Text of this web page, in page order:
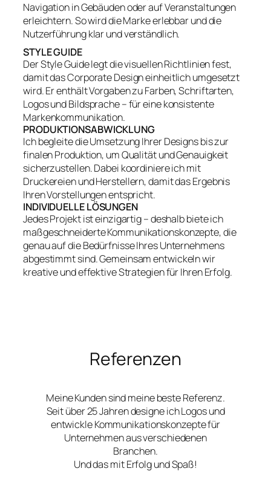
Navigation in Gebäuden oder auf Veranstaltungen
erleichtern. So wird die Marke erlebbar und die
Nutzerführung klar und verständlich.
STYLE GUIDE
Der Style Guide legt die visuellen Richtlinien fest,
damit das Corporate Design einheitlich umgesetzt
wird. Er enthält Vorgaben zu Farben, Schriftarten,
Logos und Bildsprache – für eine konsistente
Markenkommunikation.
PRODUKTIONSABWICKLUNG
Ich begleite die Umsetzung Ihrer Designs bis zur
finalen Produktion, um Qualität und Genauigkeit
sicherzustellen. Dabei koordiniere ich mit
Druckereien und Herstellern, damit das Ergebnis
Ihren Vorstellungen entspricht.
INDIVIDUELLE LÖSUNGEN
Jedes Projekt ist einzigartig – deshalb biete ich
maßgeschneiderte Kommunikationskonzepte, die
genau auf die Bedürfnisse Ihres Unternehmens
abgestimmt sind. Gemeinsam entwickeln wir
kreative und effektive Strategien für Ihren Erfolg.
Referenzen
Meine Kunden sind meine beste Referenz.
Seit über 25 Jahren designe ich Logos und
entwickle Kommunikationskonzepte für
Unternehmen aus verschiedenen
Branchen.
Und das mit Erfolg und Spaß!